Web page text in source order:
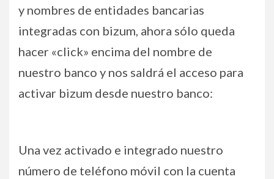
y nombres de entidades bancarias
integradas con bizum, ahora sólo queda
hacer «click» encima del nombre de
nuestro banco y nos saldrá el acceso para
activar bizum desde nuestro banco:
Una vez activado e integrado nuestro
número de teléfono móvil con la cuenta